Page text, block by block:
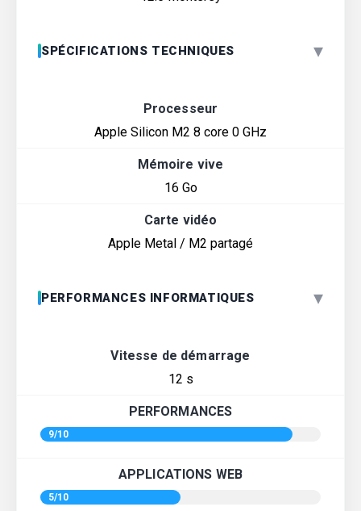
SPÉCIFICATIONS TECHNIQUES ▾
Processeur
Apple Silicon M2 8 core 0 GHz
Mémoire vive
16 Go
Carte vidéo
Apple Metal / M2 partagé
PERFORMANCES INFORMATIQUES ▾
Vitesse de démarrage
12 s
PERFORMANCES
9/10
APPLICATIONS WEB
5/10